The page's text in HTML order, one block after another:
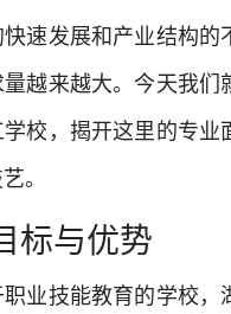
速发展和产业结构的
越来越大。今天我们
校，揭开这里的专业
。
标与优势
业技能教育的学校，